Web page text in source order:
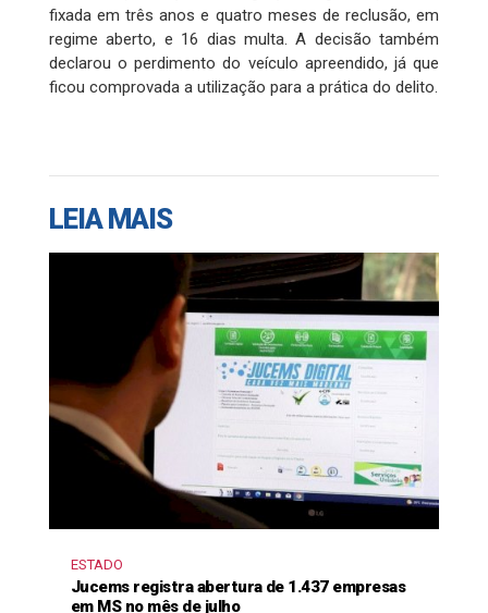
fixada em três anos e quatro meses de reclusão, em
regime aberto, e 16 dias multa. A decisão também
declarou o perdimento do veículo apreendido, já que
ficou comprovada a utilização para a prática do delito.
LEIA MAIS
ESTADO
Jucems registra abertura de 1.437 empresas
em MS no mês de julho